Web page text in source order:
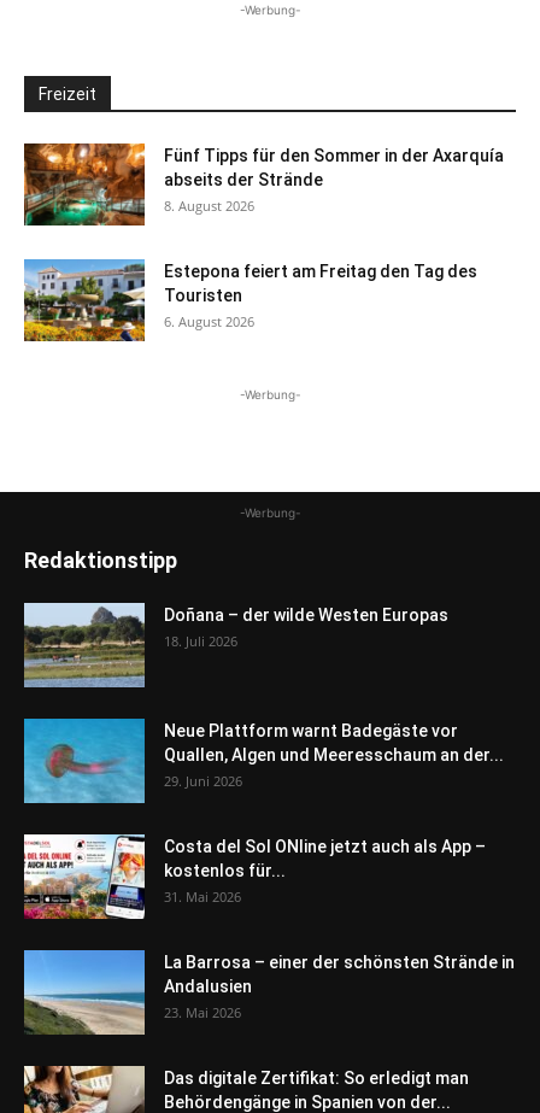
-Werbung-
Freizeit
Fünf Tipps für den Sommer in der Axarquía
abseits der Strände
8. August 2026
Estepona feiert am Freitag den Tag des
Touristen
6. August 2026
-Werbung-
-Werbung-
Redaktionstipp
Doñana – der wilde Westen Europas
18. Juli 2026
Neue Plattform warnt Badegäste vor
Quallen, Algen und Meeresschaum an der...
29. Juni 2026
Costa del Sol ONline jetzt auch als App –
kostenlos für...
31. Mai 2026
La Barrosa – einer der schönsten Strände in
Andalusien
23. Mai 2026
Das digitale Zertifikat: So erledigt man
Behördengänge in Spanien von der...